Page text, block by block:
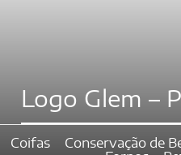
Logo Glem –
Coifas Conservação de